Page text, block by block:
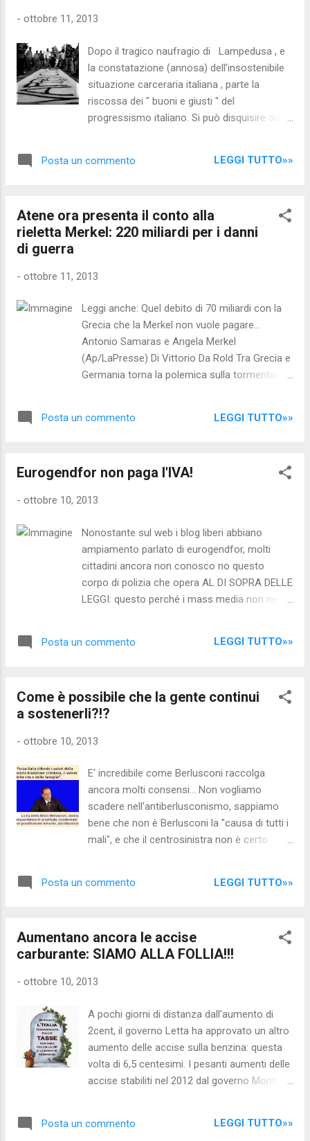
forniture di greggio libico precipitate dai
meno di 60mila di oggi. Tre quarti del petrolio
destinato all'Italia, quello che con Gheddafi
garantiva il 23 per cento delle nostre
importazioni, e oggi circa il 15 per cento,
sembra dunque svanito. Una perdita non da
crisi energetica...
- ottobre 11, 2013
Dopo il tragico naufragio di Lampedusa , e
la constatazione (annosa) dell’insostenibile
situazione carceraria italiana , parte la
riscossa dei " buoni e giusti " del
progressismo italiano. Si può disquisire ad
ricorrendo anche a strumenti di
temi, due aspetti che sono fondamentali .
Uno è il diritto di ogni essere umano a
diritto internazionale, di veder riconosciuto
cui sia dimostrata la fuga da paesi in cui
esista un conflitto armato. Insomma,
chiunque ha il diritto indiscutibile di cercare di
sopravvivere; e questo diritto non può in
alcun modo essere considerato un reato, se
democratico ha invece...
Posta un commento LEGGI TUTTO»»
Atene ora presenta il conto alla
rieletta Merkel: 220 miliardi per i danni
di guerra
- ottobre 11, 2013
Leggi anche: Quel debito di 70 miliardi con la
Grecia che la Merkel non vuole pagare...
Antonio Samaras e Angela Merkel
(Ap/LaPresse) Di Vittorio Da Rold Tra Grecia e
Germania torna la polemica sulla tormentata
mondiale. Dopo sei anni di economia in
di esperti del governo di Antonis Samaras di
infrastrutture, i furti di reperti archeologici e i
avrebbe causato e imposto alla Grecia dal
1941 al 1945. Il rapporto governativo non fa il
totale dei danni e non mette nero su bianco il
totale della cifra da chiedere, ma solo per le
infrastrutture danneggiate il partigiano Manolis
ammainò la bandiera nazista dal Partenone
Posta un commento LEGGI TUTTO»»
Eurogendfor non paga l'IVA!
- ottobre 10, 2013
Nonostante sul web i blog liberi abbiano
ampiamento parlato di eurogendfor, molti
cittadini ancora non conosco no questo
corpo di polizia che opera AL DI SOPRA DELLE
LEGGI: questo perché i mass media non ne
di Velsen", rimandiamo a questo articolo
contatti di fare altrettanto; condividetelo nei
'gruppi' che frequentate e se gestite
sovranazionale eurogendfor è stato creato
rivolte, che avranno luogo quando la povertà
in Europa sarà dilagante; la situazione attuale
di crisi NON è NIENTE, rispetto a quello che
fa ci lamentavamo della situazione, che era
qualche anno fa ci lamentavamo del
Posta un commento LEGGI TUTTO»»
Come è possibile che la gente continui
a sostenerli?!?
- ottobre 10, 2013
E' incredibile come Berlusconi raccolga
ancora molti consensi... Non vogliamo
scadere nell'antiberlusconismo, sappiamo
bene che non è Berlusconi la "causa di tutti i
mali", e che il centrosinistra non è certo
commedia dell'antiberlusconismo ") Così
di cui il centrosinistra è espressione: Tuttavia
viene da chiedersi come sia possibile che
consenso di almeno un elettore su cinque,
disatteso - rinnovato nuovamente - ri-
disatteso nuovamente - le solite promesse:
propagandata tra una manovra finanziaria e
l'altra... e non dimentichiamoci che
tasse e le porcate Montiane, alcune delle
Posta un commento LEGGI TUTTO»»
Aumentano ancora le accise
carburante: SIAMO ALLA FOLLIA!!!
- ottobre 10, 2013
A pochi giorni di distanza dall'aumento di
2cent, il governo Letta ha approvato un altro
aumento delle accise sulla benzina: questa
volta di 6,5 centesimi. I pesanti aumenti delle
accise stabiliti nel 2012 dal governo Monti
sensibilmente il gettito fiscale: (vedi link a
Posta un commento LEGGI TUTTO»»